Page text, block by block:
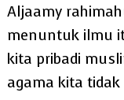
Aljaamy
menuntuk ilmu
kita pribadi
agama kita